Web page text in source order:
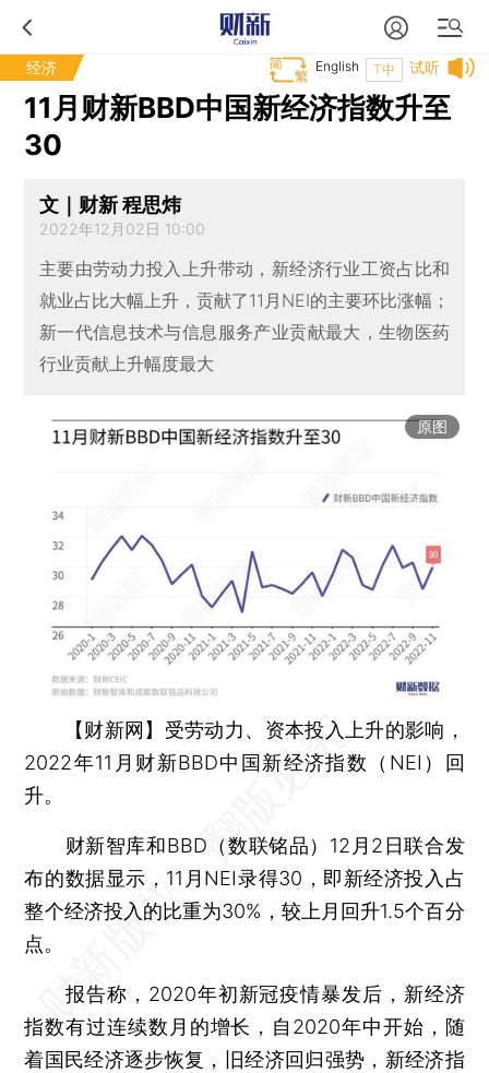
经济 试听
T中
English
11月财新BBD中国新经济指数升至
30
文｜财新 程思炜
2022年12月02日 10:00
主要由劳动力投入上升带动，新经济行业工资占比和
就业占比大幅上升，贡献了11月NEI的主要环比涨幅；
新一代信息技术与信息服务产业贡献最大，生物医药
行业贡献上升幅度最大
原图
【财新网】 受劳动力、资本投入上升的影响，
2022年11月财新BBD中国新经济指数（NEI）回
升。
财新智库和BBD（数联铭品）12月2日联合发
布的数据显示，11月NEI录得30，即新经济投入占
整个经济投入的比重为30%，较上月回升1.5个百分
点。
报告称，2020年初新冠疫情暴发后，新经济
指数有过连续数月的增长，自2020年中开始，随
着国民经济逐步恢复，旧经济回归强势，新经济指